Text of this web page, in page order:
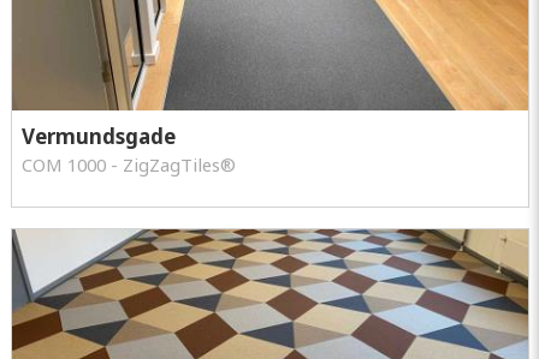
Vermundsgade
COM 1000 - ZigZagTiles®